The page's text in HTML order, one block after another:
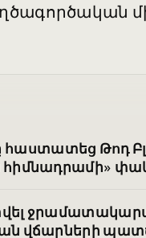
Թոդ
հիմնադրամի»
վճարների